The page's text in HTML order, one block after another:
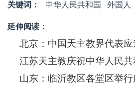
关键词： 中华人民共和国 外国人
延伸阅读：
江苏天主教庆祝中华人民